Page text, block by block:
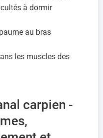
à dormir
au bras
les muscles des
carpien -